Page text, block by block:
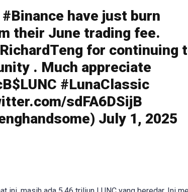
have just burn
their June trading fee.
for continuing
. Much appreciate
#LunaClassic
sdFA6DSijB
July 1, 2025